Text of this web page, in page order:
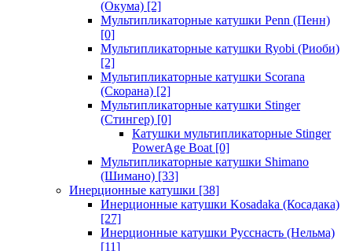
(Окума) [2]
Мультипликаторные катушки Penn (Пенн)
[0]
Мультипликаторные катушки Ryobi (Риоби)
[2]
Мультипликаторные катушки Scorana
(Скорана) [2]
Мультипликаторные катушки Stinger
(Стингер) [0]
Катушки мультипликаторные Stinger
PowerAge Boat [0]
Мультипликаторные катушки Shimano
(Шимано) [33]
Инерционные катушки [38]
Инерционные катушки Kosadaka (Косадака)
[27]
Инерционные катушки Русснасть (Нельма)
[11]